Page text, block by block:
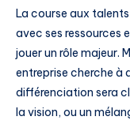
La course aux
avec ses ressources
jouer un rôle majeur.
entreprise cherche à
différenciation sera
la vision, ou un